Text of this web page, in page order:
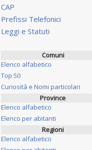
CAP
Prefissi Telefonici
Leggi e Statuti
Comuni
Elenco alfabetico
Top 50
Curiosità e Nomi particolari
Province
Elenco alfabetico
Elenco per abitanti
Regioni
Elenco alfabetico